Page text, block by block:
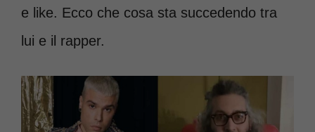
e like. Ecco che cosa sta succedendo tra
lui e il rapper.